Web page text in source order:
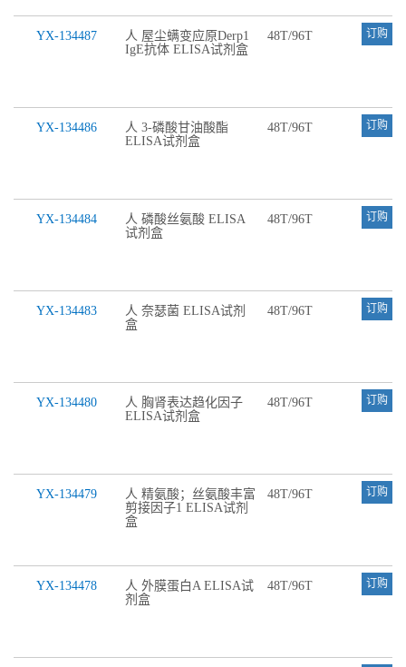
YX-134487
人 屋尘螨变应原Derp1
IgE抗体 ELISA试剂盒
48T/96T 订购
YX-134486
人 3-磷酸甘油酸酯
ELISA试剂盒
48T/96T 订购
YX-134484
人 磷酸丝氨酸 ELISA
试剂盒
48T/96T 订购
YX-134483
人 奈瑟菌 ELISA试剂
盒
48T/96T 订购
YX-134480
人 胸肾表达趋化因子
ELISA试剂盒
48T/96T 订购
YX-134479
人 精氨酸；丝氨酸丰富
剪接因子1 ELISA试剂
盒
48T/96T 订购
YX-134478
人 外膜蛋白A ELISA试
剂盒
48T/96T 订购